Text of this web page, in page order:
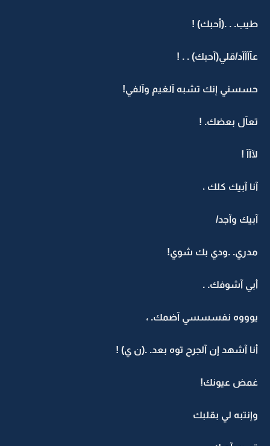
طيب. . .(أحبك) !
عآآآآد/قلي(آحبك) . . !
حسسني إنك تشبه آلغيم وآلفي!
تعآل بعضك. !
لآآآ !
آنا آبيك كلك ،
آبيك وآجد/
مدري. .ودي بك شوي!
أبي آشوفك. .
يوووه نفسسسي آضمك. ،
أنا آشهد إن آلجرح توه بعد. .(ن ي) !
غمض عيونك!
وإنتبه لي بقلبك